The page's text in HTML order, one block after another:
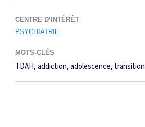
CENTRE D’INTÉRÊT
PSYCHIATRIE
MOTS-CLÉS
TDAH addiction adolescence transition